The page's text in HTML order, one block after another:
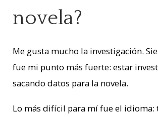
novela?
Me gusta mucho la investigación.
fue mi punto más fuerte: estar
sacando datos para la novela.
Lo más difícil para mí fue el idioma: